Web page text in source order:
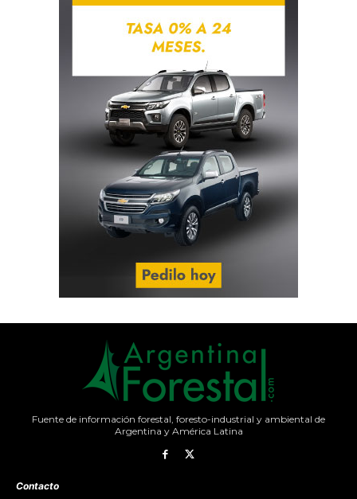
Fuente de información forestal, foresto-industrial y ambiental de
Argentina y América Latina
Contacto